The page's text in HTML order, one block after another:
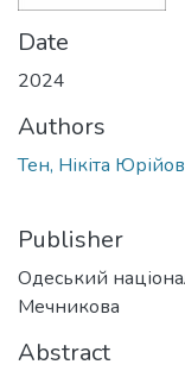
Date
2024
Authors
Тен, Нікіта
Publisher
Одеський
Мечникова
Abstract